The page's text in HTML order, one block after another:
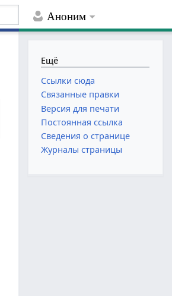
Аноним
Ещё
Ссылки сюда
Связанные правки
Версия для печати
Постоянная ссылка
Сведения о странице
Журналы страницы